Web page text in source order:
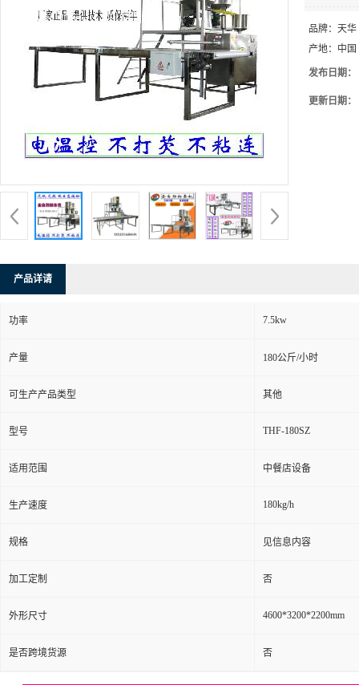
品牌： 天华
产地： 中国
发布日期：
更新日期：
产品详请
功率 7.5kw
产量 180公斤/小时
可生产产品类型 其他
型号 THF-180SZ
适用范围 中餐店设备
生产速度 180kg/h
规格 见信息内容
加工定制 否
外形尺寸 4600*3200*2200mm
是否跨境货源 否